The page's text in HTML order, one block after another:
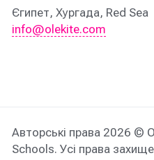
Єгипет, Хургада, Red Sea
info@olekite.com
Авторські права 2026 ©
Schools. Усі права